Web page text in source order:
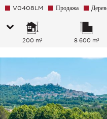
V0408LM Продажа
200 m² 8 600 m²